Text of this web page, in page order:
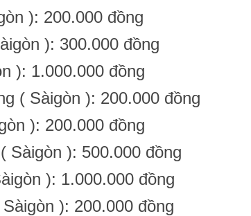
): 200.000 đồng
): 300.000 đồng
): 1.000.000 đồng
( Sàigòn ): 200.000 đồng
): 200.000 đồng
Sàigòn ): 500.000 đồng
): 1.000.000 đồng
): 200.000 đồng